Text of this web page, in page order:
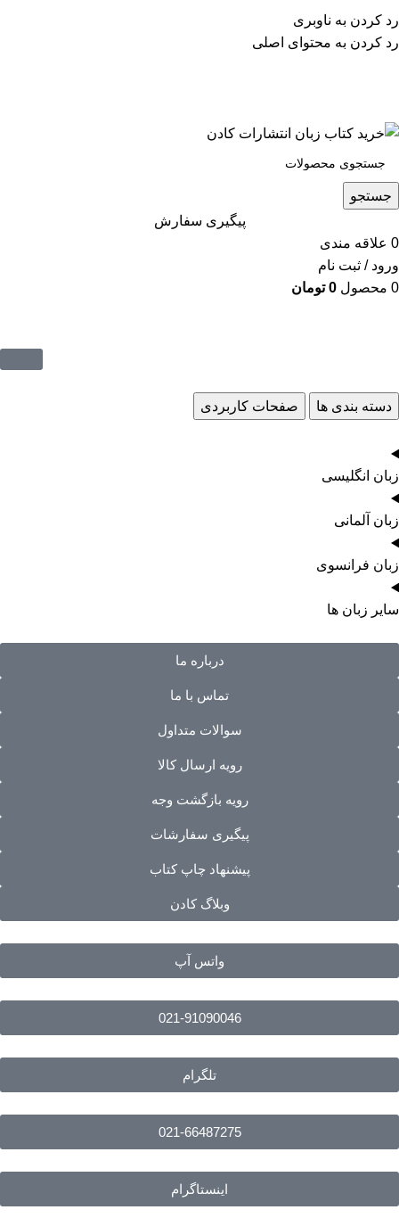
رد کردن به ناوبری
رد کردن به محتوای اصلی
پشتیبانی تلگرام : 09201005262
۵۰ تا۶۰ درصد تخفیف واقعی و همیشگی در خرید از سایت
جستجو
پیگیری سفارش
0 علاقه مندی
ورود / ثبت نام
0 محصول 0 تومان
دسته بندی ها صفحات کاربردی
زبان انگلیسی
زبان آلمانی
زبان فرانسوی
سایر زبان ها
درباره ما
تماس با ما
سوالات متداول
رویه ارسال کالا
رویه بازگشت وجه
پیگیری سفارشات
پیشنهاد چاپ کتاب
وبلاگ کادن
واتس آپ
021-91090046
تلگرام
021-66487275
اینستاگرام